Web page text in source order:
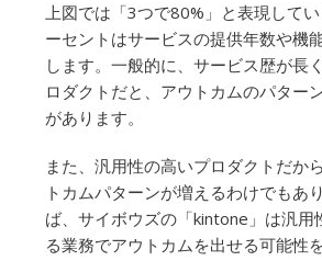
上図では「3つで80%」と表現して
ーセントはサービスの提供年数や機
します。一般的に、サービス歴が長
ロダクトだと、アウトカムのパター
があります。
また、汎用性の高いプロダクトだか
トカムパターンが増えるわけでもあ
ば、サイボウズの「kintone」は汎用
る業務でアウトカムを出せる可能性